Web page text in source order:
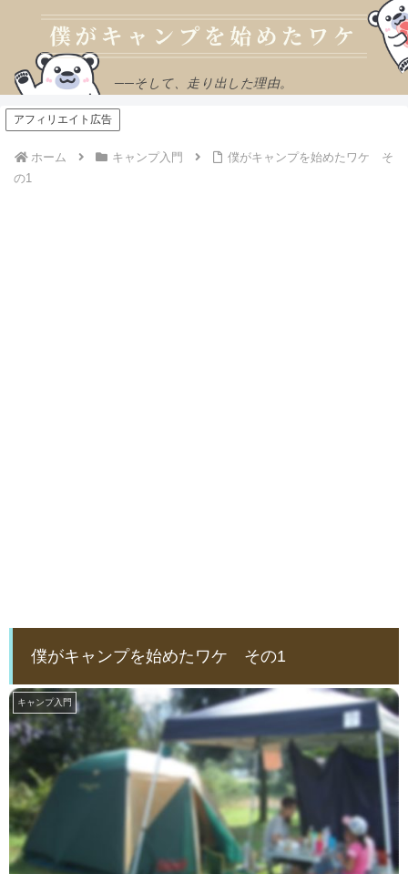
──そして、走り出した理由。
アフィリエイト広告
ホーム キャンプ入門
僕がキャンプを始めたワケ そ
の1
僕がキャンプを始めたワケ その1
キャンプ入門